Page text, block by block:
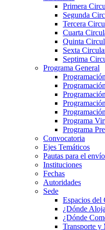
Primera
Segunda
Tercera
Cuarta
Quinta
Sexta
Septima
Programa General
Programa
Programa
Convocatoria
Ejes Temáticos
Pautas para el
Instituciones
Fechas
Autoridades
Sede
Espacios del
¿Dónde
¿Dónde
Transporte y